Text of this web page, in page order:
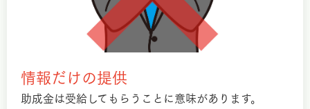
情報だけの提供
助成金は受給してもらうことに意味があります。